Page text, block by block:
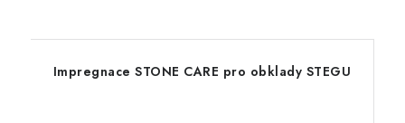
Impregnace STONE CARE pro obklady STEGU